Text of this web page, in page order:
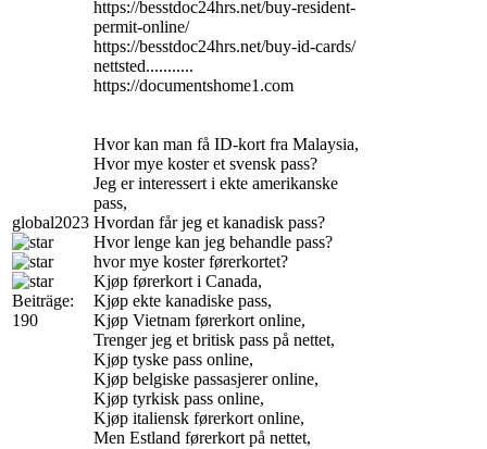
global2023
Beiträge:
190
https://besstdoc24hrs.net/buy-resident-
permit-online/
https://besstdoc24hrs.net/buy-id-cards/
nettsted...........
https://documentshome1.com
Hvor kan man få ID-kort fra Malaysia,
Hvor mye koster et svensk pass?
Jeg er interessert i ekte amerikanske
pass,
Hvordan får jeg et kanadisk pass?
Hvor lenge kan jeg behandle pass?
hvor mye koster førerkortet?
Kjøp førerkort i Canada,
Kjøp ekte kanadiske pass,
Kjøp Vietnam førerkort online,
Trenger jeg et britisk pass på nettet,
Kjøp tyske pass online,
Kjøp belgiske passasjerer online,
Kjøp tyrkisk pass online,
Kjøp italiensk førerkort online,
Men Estland førerkort på nettet,